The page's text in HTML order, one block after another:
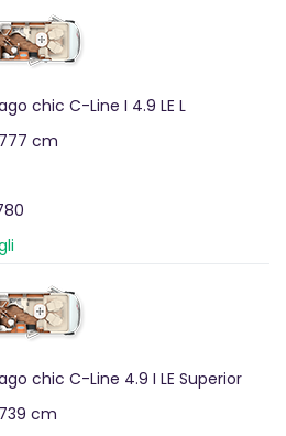
per chi cerca il massimo nel
chic C-Line I 4.9 LE L
cm
chic C-Line 4.9 I LE Superior
cm